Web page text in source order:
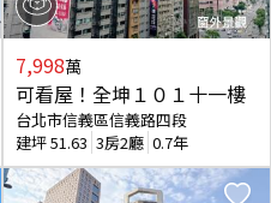
7,998萬
可看屋！全坤１０１十一樓
台北市信義區信義路四段
建坪51.63 3房2廳 0.7年